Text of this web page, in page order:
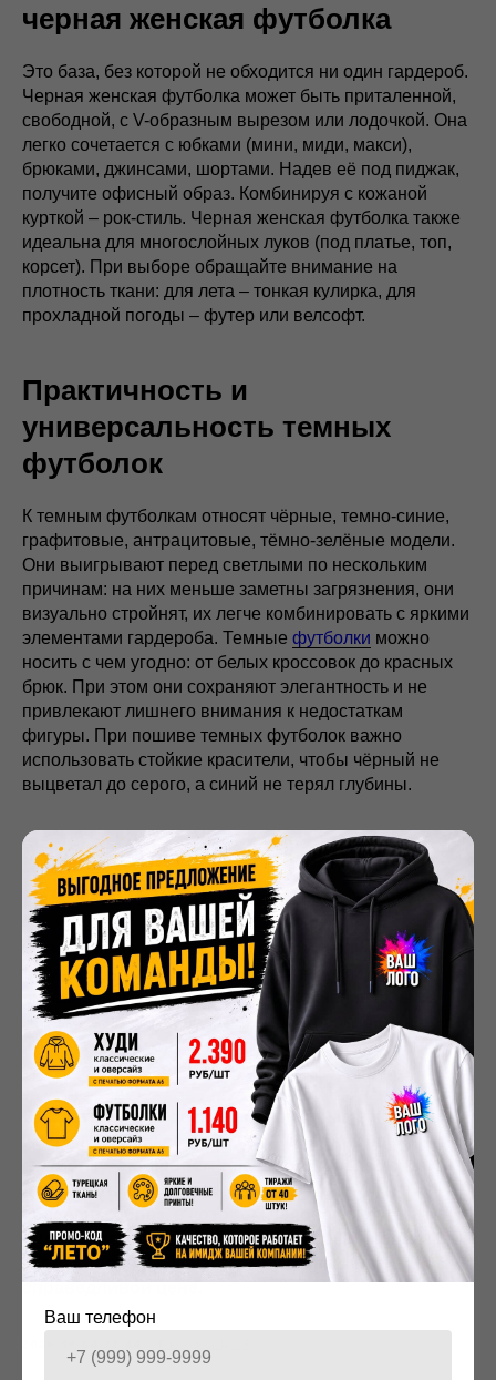
Ваш телефон
черная женская футболка
Это база, без которой не обходится ни один гардероб.
Черная женская футболка может быть приталенной,
свободной, с V-образным вырезом или лодочкой. Она
легко сочетается с юбками (мини, миди, макси),
брюками, джинсами, шортами. Надев её под пиджак,
получите офисный образ. Комбинируя с кожаной
курткой – рок-стиль. Черная женская футболка также
идеальна для многослойных луков (под платье, топ,
корсет). При выборе обращайте внимание на
плотность ткани: для лета – тонкая кулирка, для
прохладной погоды – футер или велсофт.
Практичность и
универсальность темных
футболок
К темным футболкам относят чёрные, темно-синие,
графитовые, антрацитовые, тёмно-зелёные модели.
Они выигрывают перед светлыми по нескольким
причинам: на них меньше заметны загрязнения, они
визуально стройнят, их легче комбинировать с яркими
элементами гардероба. Темные футболки можно
носить с чем угодно: от белых кроссовок до красных
брюк. При этом они сохраняют элегантность и не
привлекают лишнего внимания к недостаткам
фигуры. При пошиве темных футболок важно
использовать стойкие красители, чтобы чёрный не
выцветал до серого, а синий не терял глубины.
Как выбрать и заказать
идеальную футболку
Определитесь с цветом, фасоном и тканью. Для
тёмных футболок выбирайте кулирку или футер с
добавлением полиэстера для сохранения формы.
Закажите пробный образец, чтобы проверить посадку
и качество краски. При оптовом заказе (от 30 штук)
стоимость снижается до 400–800 ₽ за единицу.
Заказать пошив одежды можно у нас в компании
Мерч№1". Мы сошьём черную женскую
футболку, любые темные футболки
подобрать аксессуары (часы футболки
) и
создадим образ, в котором человек в футболке
будет чувствовать себя уверенно. Приходите,
чтобы получить качественную вещь по
справедливой цене.